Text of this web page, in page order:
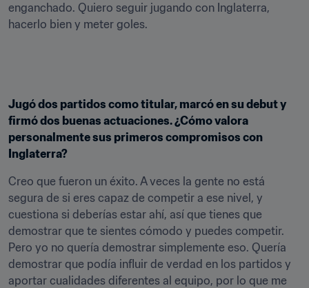
enganchado. Quiero seguir jugando con Inglaterra,
hacerlo bien y meter goles.
Jugó dos partidos como titular, marcó en su debut y
firmó dos buenas actuaciones. ¿Cómo valora
personalmente sus primeros compromisos con
Inglaterra?
Creo que fueron un éxito. A veces la gente no está
segura de si eres capaz de competir a ese nivel, y
cuestiona si deberías estar ahí, así que tienes que
demostrar que te sientes cómodo y puedes competir.
Pero yo no quería demostrar simplemente eso. Quería
demostrar que podía influir de verdad en los partidos y
aportar cualidades diferentes al equipo, por lo que me